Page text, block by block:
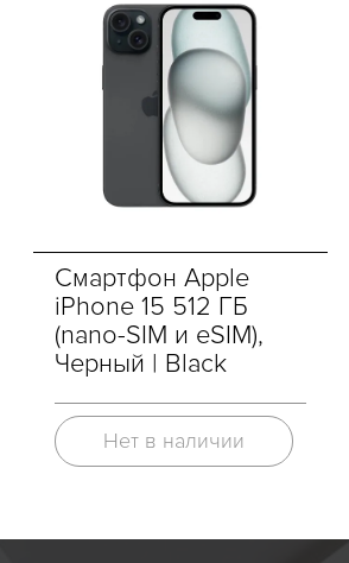
Смартфон Apple
iPhone 15 512 ГБ
(nano-SIM и eSIM),
Черный | Black
Нет в наличии